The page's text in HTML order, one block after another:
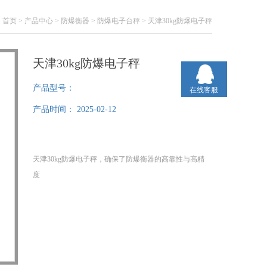
首页 > 产品中心 > 防爆衡器 > 防爆电子台秤 > 天津30kg防爆电子秤
天津30kg防爆电子秤
产品型号：
产品时间： 2025-02-12
天津30kg防爆电子秤，确保了防爆衡器的高靠性与高精
度
在线客服